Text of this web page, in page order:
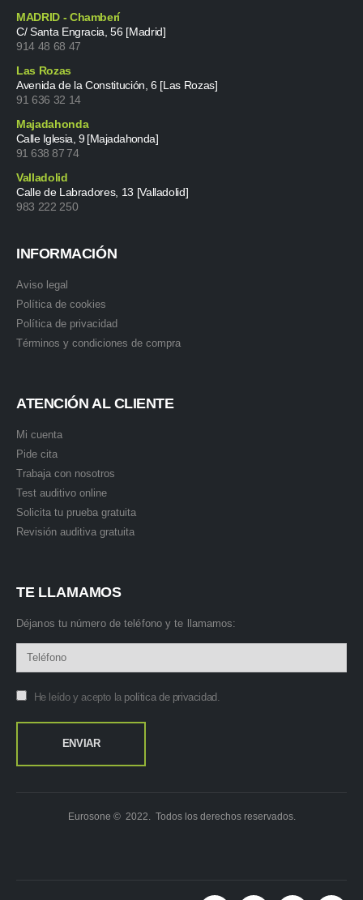
MADRID - Chamberí
C/ Santa Engracia, 56 [Madrid]
914 48 68 47
Las Rozas
Avenida de la Constitución, 6 [Las Rozas]
91 636 32 14
Majadahonda
Calle Iglesia, 9 [Majadahonda]
91 638 87 74
Valladolid
Calle de Labradores, 13 [Valladolid]
983 222 250
INFORMACIÓN
Aviso legal
Política de cookies
Política de privacidad
Términos y condiciones de compra
ATENCIÓN AL CLIENTE
Mi cuenta
Pide cita
Trabaja con nosotros
Test auditivo online
Solicita tu prueba gratuita
Revisión auditiva gratuita
TE LLAMAMOS
Déjanos tu número de teléfono y te llamamos:
He leído y acepto la política de privacidad.
Eurosone © 2022. Todos los derechos reservados.